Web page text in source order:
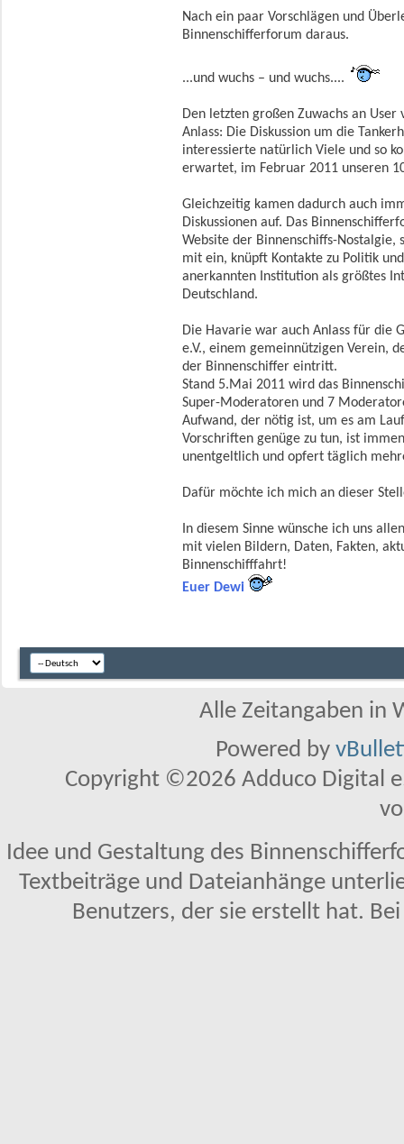
Nach ein paar Vorschlägen und
Binnenschifferforum daraus.
...und wuchs – und wuchs....
Den letzten großen Zuwachs an
Anlass: Die Diskussion um die
interessierte natürlich Viele und so
erwartet, im Februar 2011 unseren
Gleichzeitig kamen dadurch auch
Diskussionen auf. Das
Website der Binnenschiffs-
mit ein, knüpft Kontakte zu Politik
anerkannten Institution als größtes
Deutschland.
Die Havarie war auch Anlass für die
e.V., einem gemeinnützigen Verein,
der Binnenschiffer eintritt.
Stand 5.Mai 2011 wird das
Super-Moderatoren und 7
Aufwand, der nötig ist, um es am
Vorschriften genüge zu tun, ist
unentgeltlich und opfert täglich
Dafür möchte ich mich an dieser
In diesem Sinne wünsche ich uns
mit vielen Bildern, Daten, Fakten,
Binnenschifffahrt!
Euer Dewi
Alle Zeitangaben in
Powered by
Copyright ©2026 Adduco Digital
Idee und Gestaltung des
Textbeiträge und Dateianhänge
Benutzers, der sie erstellt hat.